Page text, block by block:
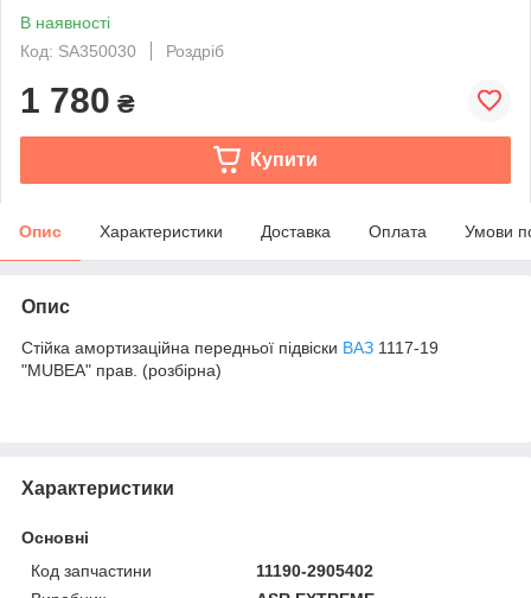
В наявності
Код: SA350030
Роздріб
1 780 ₴
Купити
Опис Характеристики Доставка Оплата Умови
Опис
Стійка амортизаційна передньої підвіски ВАЗ 1117-19
"MUBEA" прав. (розбірна)
Характеристики
Основні
Код запчастини
11190-2905402